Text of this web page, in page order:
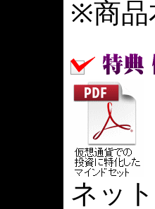
※商品
ネッ